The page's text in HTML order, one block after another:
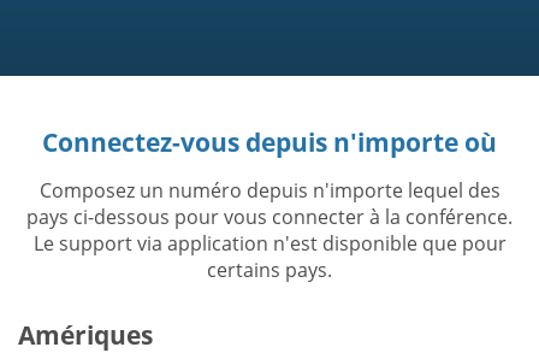
Connectez-vous depuis n'importe où
Composez un numéro depuis n'importe lequel des
pays ci-dessous pour vous connecter à la conférence.
Le support via application n'est disponible que pour
certains pays.
Amériques